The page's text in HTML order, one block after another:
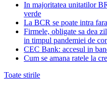
In majoritatea unitatilor
verde
La BCR se poate intra
Firmele, obligate sa dea
in timpul pandemiei de
CEC Bank: accesul in
Cum se amana ratele la
Toate stirile